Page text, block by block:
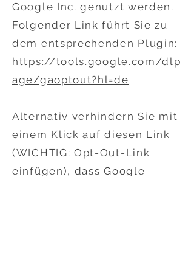
Google Inc. genutzt werden.
Folgender Link führt Sie zu
dem entsprechenden Plugin:
https://tools.google.com/dlp
age/gaoptout?hl=de
Alternativ verhindern Sie mit
einem Klick auf diesen Link
(WICHTIG: Opt-Out-Link
einfügen), dass Google